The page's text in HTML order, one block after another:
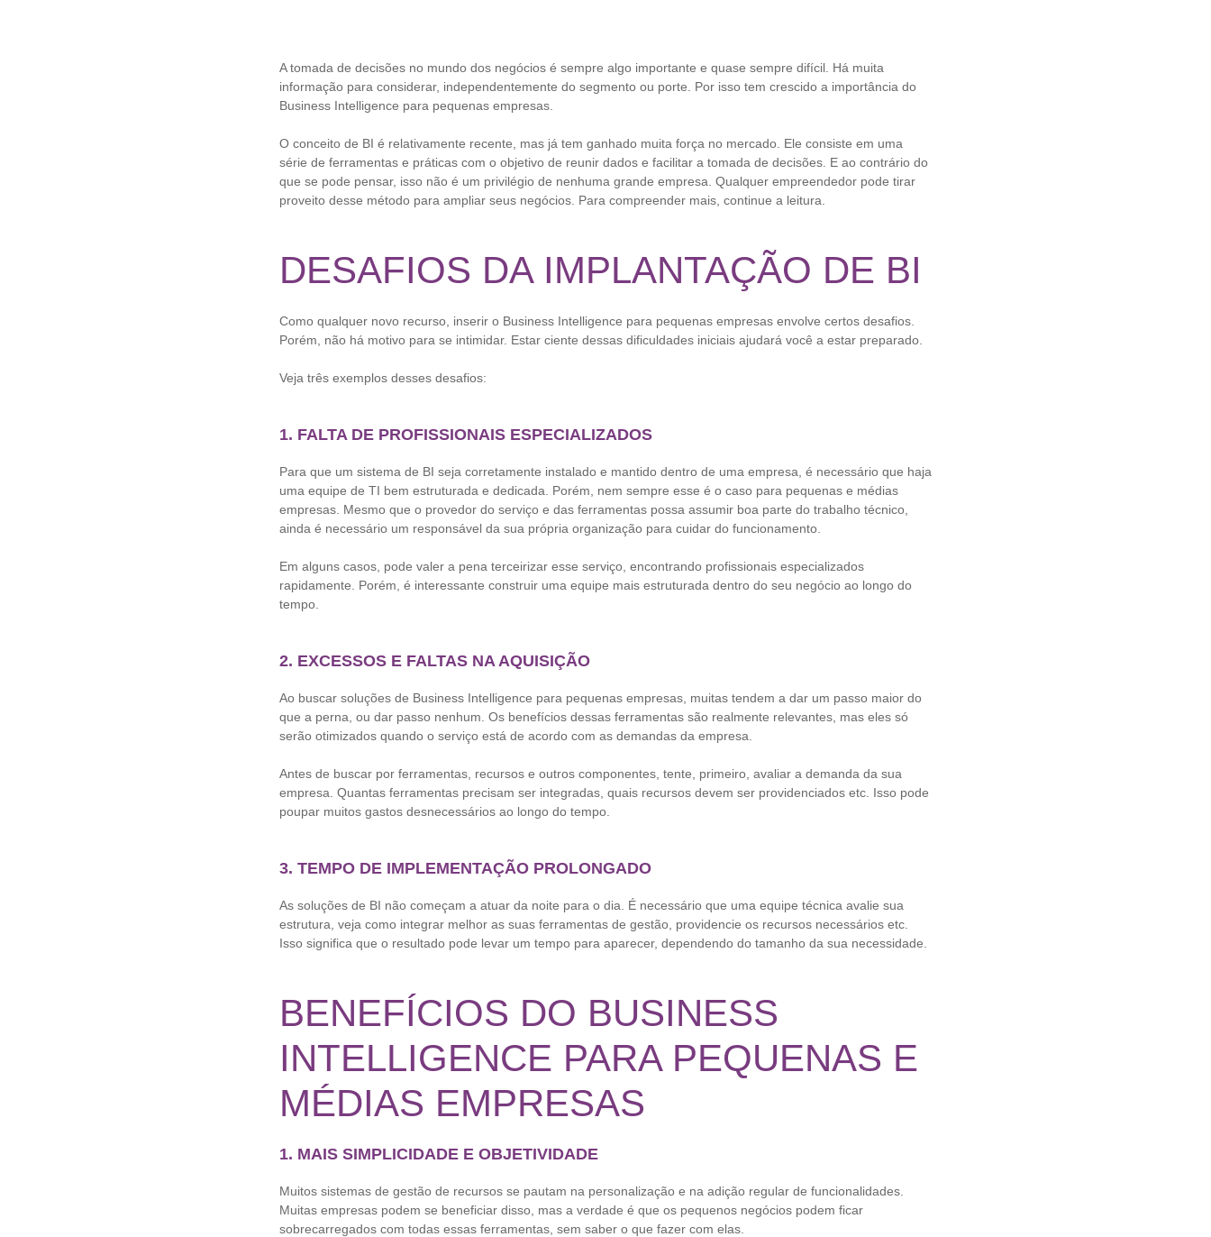
A tomada de decisões no mundo dos negócios é sempre algo importante e quase sempre difícil. Há muita
informação para considerar, independentemente do segmento ou porte. Por isso tem crescido a importância do
Business Intelligence para pequenas empresas.
O conceito de BI é relativamente recente, mas já tem ganhado muita força no mercado. Ele consiste em uma
série de ferramentas e práticas com o objetivo de reunir dados e facilitar a tomada de decisões. E ao contrário do
que se pode pensar, isso não é um privilégio de nenhuma grande empresa. Qualquer empreendedor pode tirar
proveito desse método para ampliar seus negócios. Para compreender mais, continue a leitura.
DESAFIOS DA IMPLANTAÇÃO DE BI
Como qualquer novo recurso, inserir o Business Intelligence para pequenas empresas envolve certos desafios.
Porém, não há motivo para se intimidar. Estar ciente dessas dificuldades iniciais ajudará você a estar preparado.
Veja três exemplos desses desafios:
1. FALTA DE PROFISSIONAIS ESPECIALIZADOS
Para que um sistema de BI seja corretamente instalado e mantido dentro de uma empresa, é necessário que haja
uma equipe de TI bem estruturada e dedicada. Porém, nem sempre esse é o caso para pequenas e médias
empresas. Mesmo que o provedor do serviço e das ferramentas possa assumir boa parte do trabalho técnico,
ainda é necessário um responsável da sua própria organização para cuidar do funcionamento.
Em alguns casos, pode valer a pena terceirizar esse serviço, encontrando profissionais especializados
rapidamente. Porém, é interessante construir uma equipe mais estruturada dentro do seu negócio ao longo do
tempo.
2. EXCESSOS E FALTAS NA AQUISIÇÃO
Ao buscar soluções de Business Intelligence para pequenas empresas, muitas tendem a dar um passo maior do
que a perna, ou dar passo nenhum. Os benefícios dessas ferramentas são realmente relevantes, mas eles só
serão otimizados quando o serviço está de acordo com as demandas da empresa.
Antes de buscar por ferramentas, recursos e outros componentes, tente, primeiro, avaliar a demanda da sua
empresa. Quantas ferramentas precisam ser integradas, quais recursos devem ser providenciados etc. Isso pode
poupar muitos gastos desnecessários ao longo do tempo.
3. TEMPO DE IMPLEMENTAÇÃO PROLONGADO
As soluções de BI não começam a atuar da noite para o dia. É necessário que uma equipe técnica avalie sua
estrutura, veja como integrar melhor as suas ferramentas de gestão, providencie os recursos necessários etc.
Isso significa que o resultado pode levar um tempo para aparecer, dependendo do tamanho da sua necessidade.
BENEFÍCIOS DO BUSINESS
INTELLIGENCE PARA PEQUENAS E
MÉDIAS EMPRESAS
1. MAIS SIMPLICIDADE E OBJETIVIDADE
Muitos sistemas de gestão de recursos se pautam na personalização e na adição regular de funcionalidades.
Muitas empresas podem se beneficiar disso, mas a verdade é que os pequenos negócios podem ficar
sobrecarregados com todas essas ferramentas, sem saber o que fazer com elas.